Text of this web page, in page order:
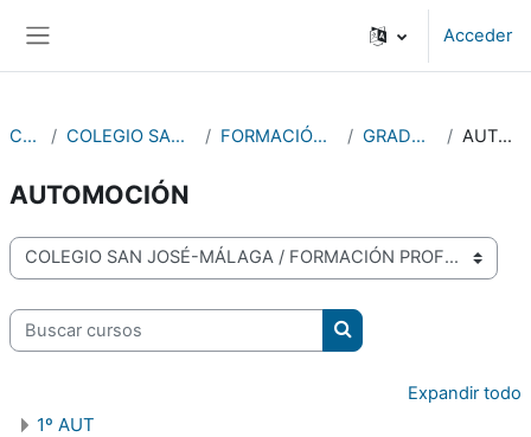
Acceder
Cursos COLEGIO SAN JOSÉ-MÁLAGA FORMACIÓN PROFESIONAL GRADO SUPERIOR AUTOMOCIÓN
AUTOMOCIÓN
Categorías
Buscar cursos
Buscar cursos
Expandir todo
1º AUT